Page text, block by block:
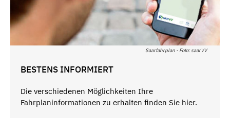
Saarfahrplan - Foto: saarVV
BESTENS INFORMIERT
Die verschiedenen Möglichkeiten Ihre
Fahrplaninformationen zu erhalten finden Sie hier.